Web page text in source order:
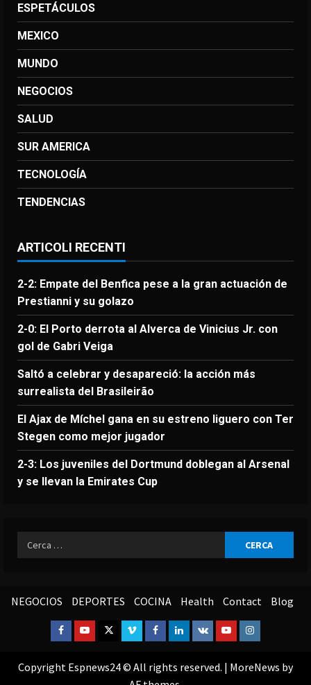
ESPETÁCULOS
MEXICO
MUNDO
NEGOCIOS
SALUD
SUR AMERICA
TECNOLOGÍA
TENDENCIAS
ARTICOLI RECENTI
2-2: Empate del Benfica pese a la gran actuación de
Prestianni y su golazo
2-0: El Porto derrota al Alverca de Vinicius Jr. con
gol de Gabri Veiga
Saltó a celebrar y desapareció: la acción más
surrealista del Brasileirão
El Ajax de Míchel gana en su estreno liguero con Ter
Stegen como mejor jugador
2-3: Los juveniles del Dortmund doblegan al Arsenal
y se llevan la Emirates Cup
Ricerca
per:
NEGOCIOS DEPORTES COCINA Health Contact Blog
Facebook
YoutubeTwitterVimeoFacebook
Linkedin
VK YoutubeInstagram
Copyright Espnews24 © All rights reserved. | MoreNews by